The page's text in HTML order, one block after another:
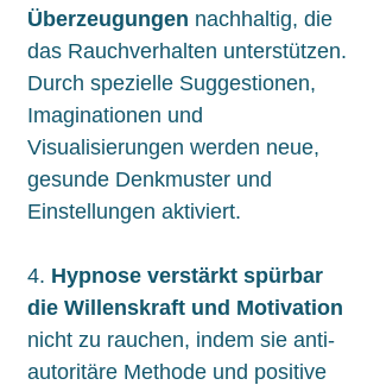
Überzeugungen nachhaltig, die
das Rauchverhalten unterstützen.
Durch spezielle Suggestionen,
Imaginationen und
Visualisierungen werden neue,
gesunde Denkmuster und
Einstellungen aktiviert.
4. Hypnose verstärkt spürbar
die Willenskraft und Motivation
nicht zu rauchen, indem sie anti-
autoritäre Methode und positive